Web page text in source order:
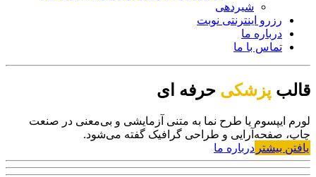
شیردهی
رزرو اینترنتی نوبت
درباره ما
تماس با ما
قالب پزشکی حرفه ای
لورم ایپسوم یا طرح‌ نما به متنی آزمایشی و بی‌معنی در صنعت
چاپ، صفحه‌آرایی و طراحی گرافیک گفته می‌شود.
یافتن بیشتر درباره ما